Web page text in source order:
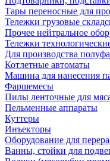
Тары переносные для
Тележки грузовые
Прочее нейтральное
Тележки
Для производства
Котлетные автоматы
Машина для нанесения
Фаршемесы
Пилы ленточные для
Пельменные аппараты
Куттеры
Инъекторы
Оборудование для
Ванны, стойки для